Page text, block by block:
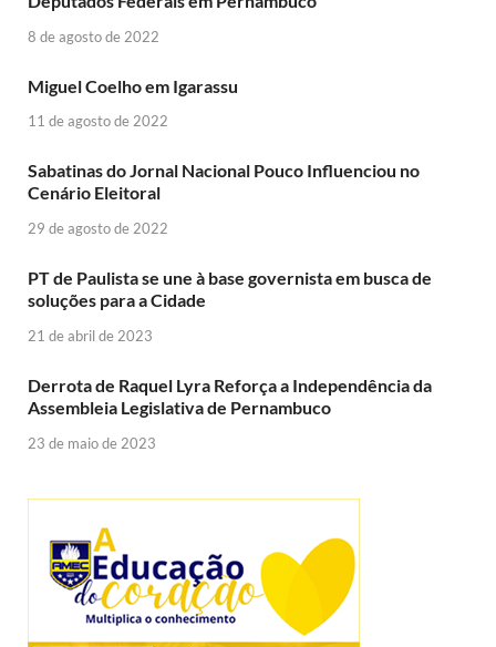
8 de agosto de 2022
Miguel Coelho em Igarassu
11 de agosto de 2022
Sabatinas do Jornal Nacional Pouco Influenciou no
Cenário Eleitoral
29 de agosto de 2022
PT de Paulista se une à base governista em busca de
soluções para a Cidade
21 de abril de 2023
Derrota de Raquel Lyra Reforça a Independência da
Assembleia Legislativa de Pernambuco
23 de maio de 2023